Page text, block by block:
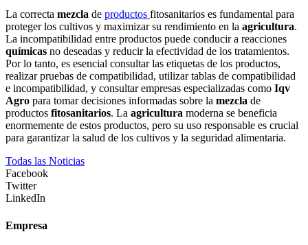
La correcta mezcla de productos fitosanitarios es fundamental para
proteger los cultivos y maximizar su rendimiento en la agricultura.
La incompatibilidad entre productos puede conducir a reacciones
químicas no deseadas y reducir la efectividad de los tratamientos.
Por lo tanto, es esencial consultar las etiquetas de los productos,
realizar pruebas de compatibilidad, utilizar tablas de compatibilidad
e incompatibilidad, y consultar empresas especializadas como Iqv
Agro para tomar decisiones informadas sobre la mezcla de
productos fitosanitarios. La agricultura moderna se beneficia
enormemente de estos productos, pero su uso responsable es crucial
para garantizar la salud de los cultivos y la seguridad alimentaria.
Todas las Noticias
Facebook
Twitter
LinkedIn
Empresa